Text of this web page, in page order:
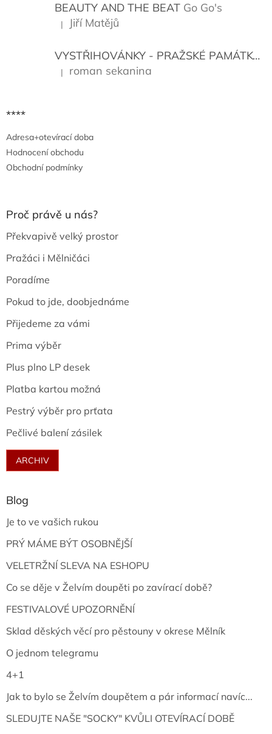
BEAUTY AND THE BEAT Go Go's
Hodnocení produktu je 5 z 5 hvězdiček.
| Jiří Matějů
VYSTŘIHOVÁNKY - PRAŽSKÉ PAMÁTKY
Hodnocení produktu je 5 z 5 hvězdiček.
| roman sekanina
****
Adresa+otevírací doba
Hodnocení obchodu
Obchodní podmínky
Proč právě u nás?
Překvapivě velký prostor
Pražáci i Mělničáci
Poradíme
Pokud to jde, doobjednáme
Přijedeme za vámi
Prima výběr
Plus plno LP desek
Platba kartou možná
Pestrý výběr pro prťata
Pečlivé balení zásilek
ARCHIV
Blog
Je to ve vašich rukou
PRÝ MÁME BÝT OSOBNĚJŠÍ
VELETRŽNÍ SLEVA NA ESHOPU
Co se děje v Želvím doupěti po zavírací době?
FESTIVALOVÉ UPOZORNĚNÍ
Sklad děských věcí pro pěstouny v okrese Mělník
O jednom telegramu
4+1
Jak to bylo se Želvím doupětem a pár informací navíc...
SLEDUJTE NAŠE "SOCKY" KVŮLI OTEVÍRACÍ DOBĚ